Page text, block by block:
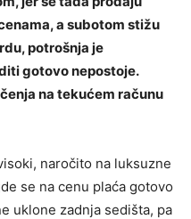
a subotom stižu
potrošnja je
gotovo nepostoje.
na tekućem računu
naročito na luksuzne
se na cenu plaća gotovo
uklone zadnja sedišta, pa